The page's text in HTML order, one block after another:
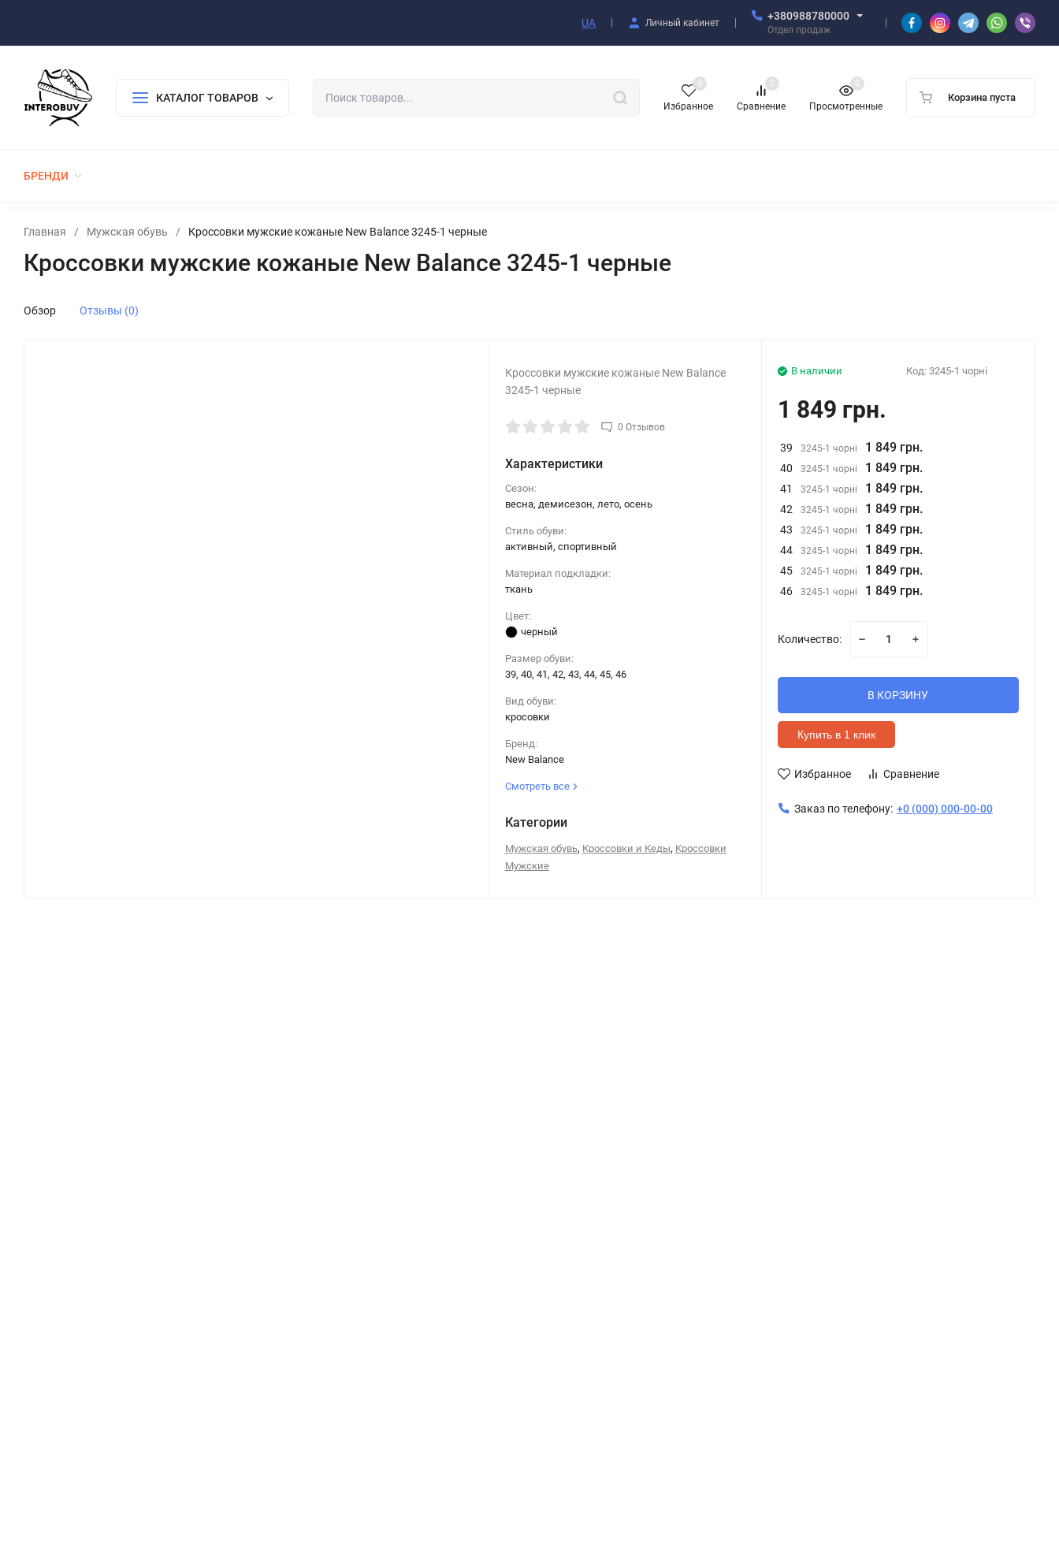
UA Личный кабинет
+380988780000
Отдел продаж
КАТАЛОГ ТОВАРОВ
Избранное
0
Сравнение
0
Просмотренные
0
Корзина пуста
БРЕНДИ
Главная / Мужская обувь / Кроссовки мужские кожаные New Balance 3245-1 черные
Кроссовки мужские кожаные New Balance 3245-1 черные
Обзор Отзывы (0)
Кроссовки мужские кожаные New Balance
3245-1 черные
0 Отзывов
Характеристики
Сезон:
весна, демисезон, лето, осень
Стиль обуви:
активный, спортивный
Материал подкладки:
ткань
Цвет:
черный
Размер обуви:
39, 40, 41, 42, 43, 44, 45, 46
Вид обуви:
кросовки
Бренд:
New Balance
Смотреть все
Категории
Мужская обувь, Кроссовки и Кеды, Кроссовки
Мужские
В наличии Код: 3245-1 чорні
1 849 грн.
39 3245-1 чорні 1 849 грн.
40 3245-1 чорні 1 849 грн.
41 3245-1 чорні 1 849 грн.
42 3245-1 чорні 1 849 грн.
43 3245-1 чорні 1 849 грн.
44 3245-1 чорні 1 849 грн.
45 3245-1 чорні 1 849 грн.
46 3245-1 чорні 1 849 грн.
Количество:
В КОРЗИНУ
Купить в 1 клик
Избранное Сравнение
Заказ по телефону: +0 (000) 000-00-00